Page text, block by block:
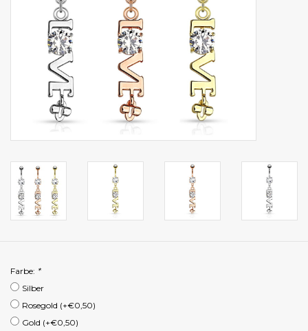
Farbe: *
Silber
Rosegold (+€0,50)
Gold (+€0,50)